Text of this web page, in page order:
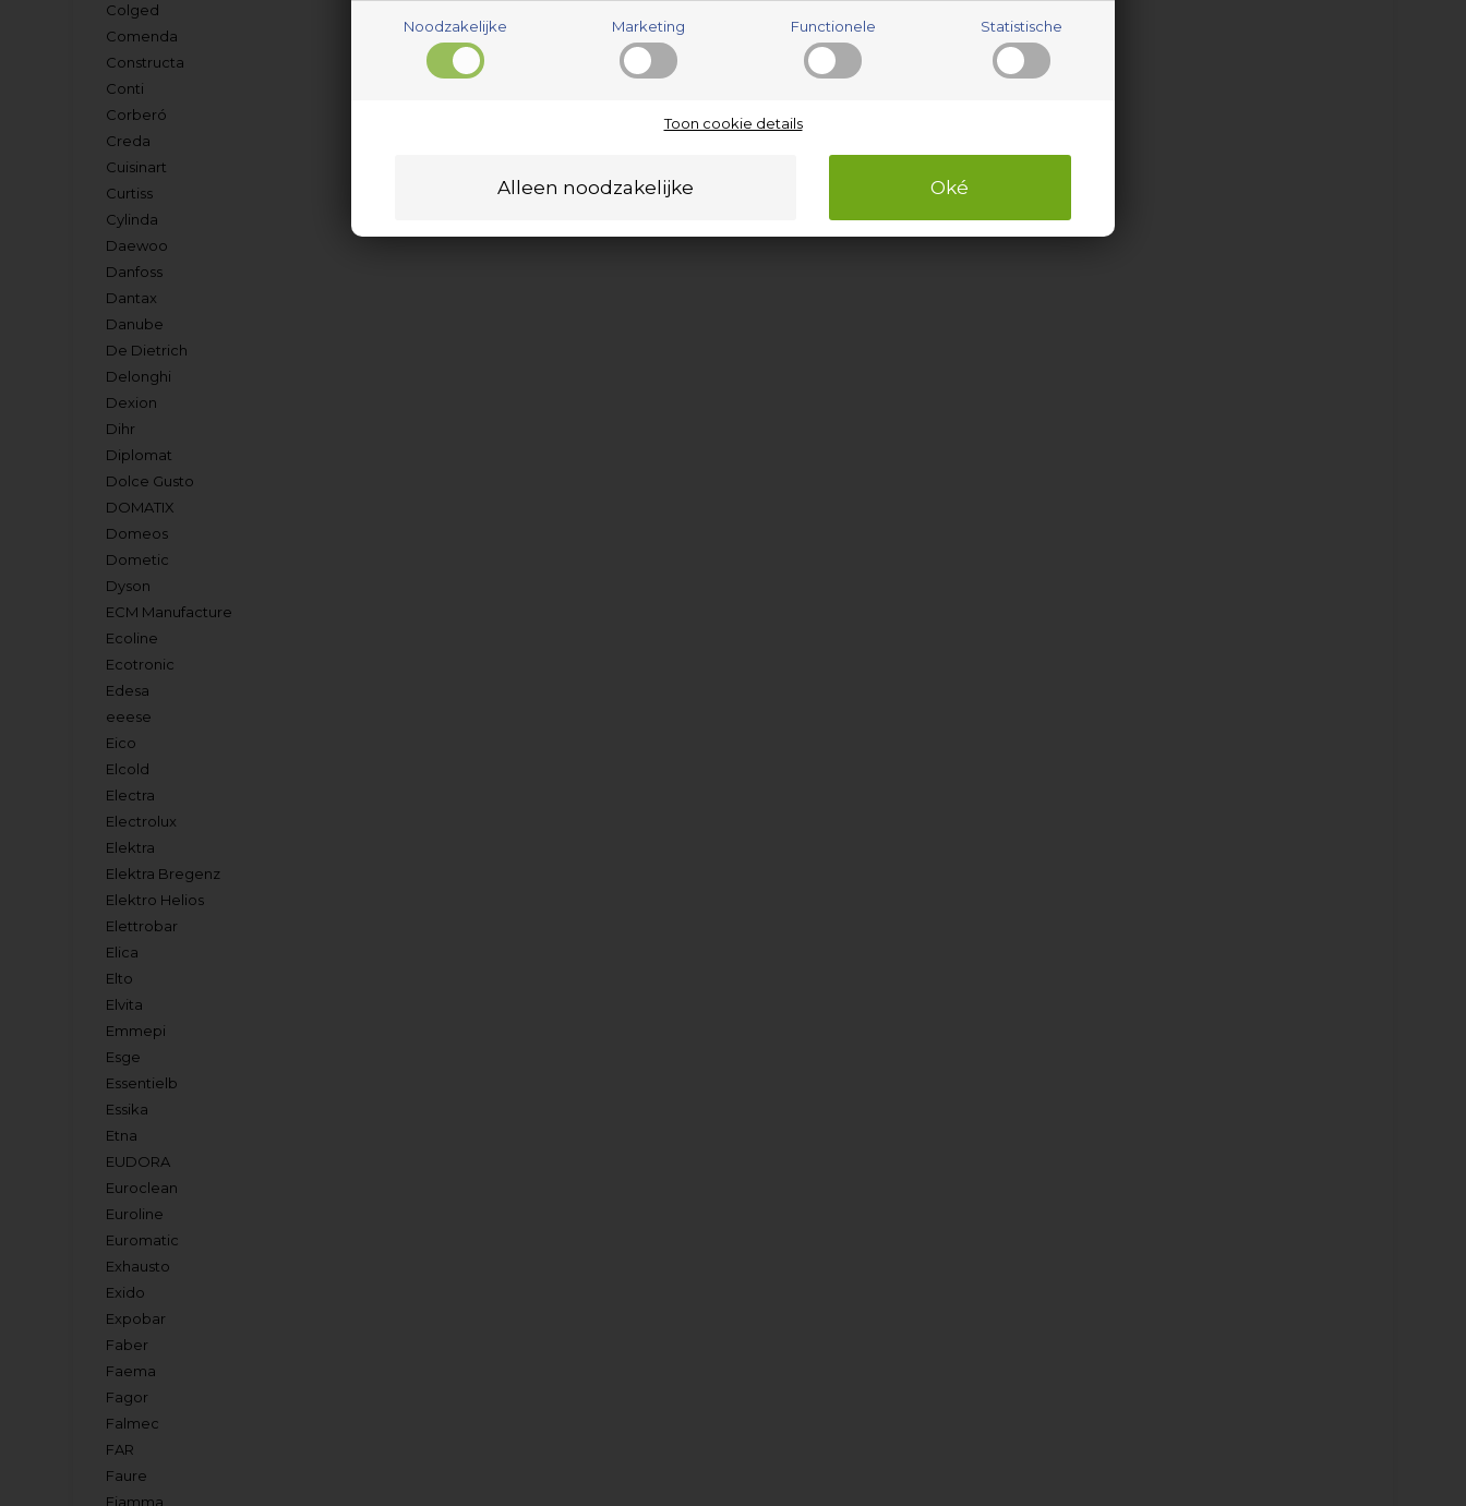
Noodzakelijke Marketing Functionele Statistische
Toon cookie details
Colged
Comenda
Constructa
Conti
Corberó
Creda
Cuisinart
Curtiss
Cylinda
Daewoo
Danfoss
Dantax
Danube
De Dietrich
Delonghi
Dexion
Dihr
Diplomat
Dolce Gusto
DOMATIX
Domeos
Dometic
Dyson
ECM Manufacture
Ecoline
Ecotronic
Edesa
eeese
Eico
Elcold
Electra
Electrolux
Elektra
Elektra Bregenz
Elektro Helios
Elettrobar
Elica
Elto
Elvita
Emmepi
Esge
Essentielb
Essika
Etna
EUDORA
Euroclean
Euroline
Euromatic
Exhausto
Exido
Expobar
Faber
Faema
Fagor
Falmec
FAR
Faure
Fiamma